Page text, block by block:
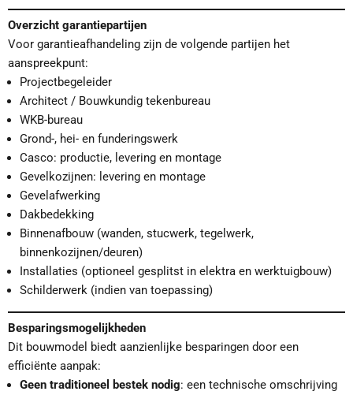
Overzicht garantiepartijen
Voor garantieafhandeling zijn de volgende partijen het
aanspreekpunt:
Projectbegeleider
Architect / Bouwkundig tekenbureau
WKB-bureau
Grond-, hei- en funderingswerk
Casco: productie, levering en montage
Gevelkozijnen: levering en montage
Gevelafwerking
Dakbedekking
Binnenafbouw (wanden, stucwerk, tegelwerk,
binnenkozijnen/deuren)
Installaties (optioneel gesplitst in elektra en werktuigbouw)
Schilderwerk (indien van toepassing)
Besparingsmogelijkheden
Dit bouwmodel biedt aanzienlijke besparingen door een
efficiënte aanpak:
Geen traditioneel bestek nodig: een technische omschrijving